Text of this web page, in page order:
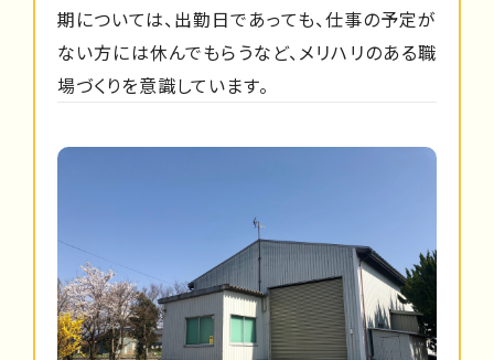
期については、出勤日であっても、仕事の予定が
ない方には休んでもらうなど、メリハリのある職
場づくりを意識しています。